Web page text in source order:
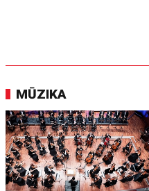
MŪZIKA